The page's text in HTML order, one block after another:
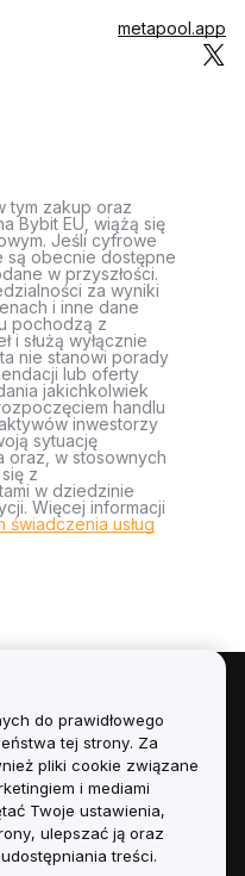
metapool.app
tym zakup oraz
Bybit EU, wiążą się
Jeśli cyfrowe
są obecnie dostępne
w przyszłości.
za wyniki
i inne dane
pochodzą z
i służą wyłącznie
nie stanowi porady
lub oferty
jakichkolwiek
handlu
inwestorzy
sytuację
oraz, w stosownych
z
w dziedzinie
Więcej informacji
świadczenia usług
do prawidłowego
tej strony. Za
pliki cookie związane
i mediami
Twoje ustawienia,
ulepszać ją oraz
treści.